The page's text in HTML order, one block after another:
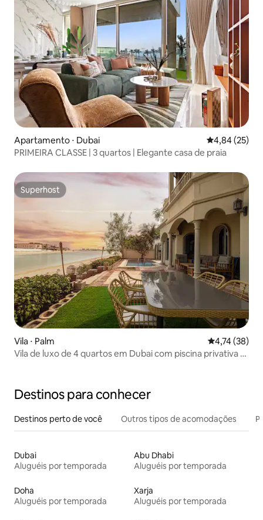
Apartamento ⋅ Dubai 4,84 de uma
4,84 (25)
PRIMEIRA CLASSE | 3 quartos | Elegante casa de praia
Superhost
Superhost
Vila ⋅ Palm 4,74 de uma
4,74 (38)
Vila de luxo de 4 quartos em Dubai com piscina privativa e
Destinos para conhecer
Destinos perto de você Outros tipos de acomodações
Dubai
Aluguéis por temporada
Abu Dhabi
Aluguéis por temporada
Doha
Aluguéis por temporada
Xarja
Aluguéis por temporada